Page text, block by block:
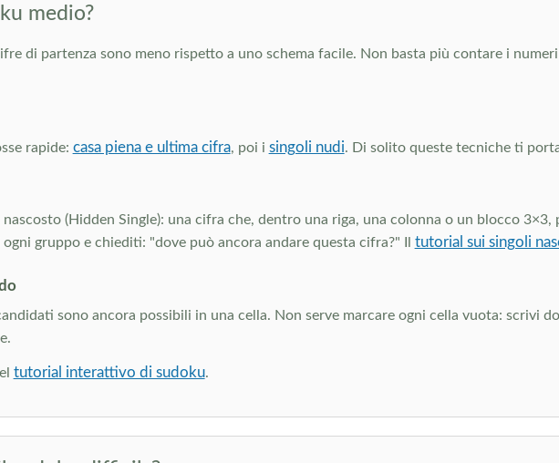
medio?
di partenza sono meno rispetto a uno schema facile. Non basta più contare i
rapide: casa piena e ultima cifra, poi i singoli nudi. Di solito queste tecniche ti
(Hidden Single): una cifra che, dentro una riga, una colonna o un blocco
gruppo e chiediti: "dove può ancora andare questa cifra?" Il tutorial sui singoli
sono ancora possibili in una cella. Non serve marcare ogni cella vuota: scrivi
tutorial interattivo di sudoku.